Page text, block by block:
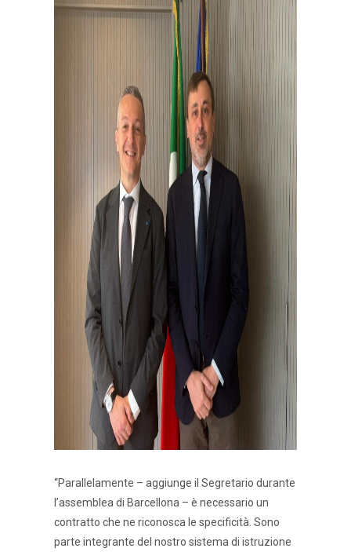
“Parallelamente – aggiunge il Segretario durante
l’assemblea di Barcellona – è necessario un
contratto che ne riconosca le specificità. Sono
parte integrante del nostro sistema di istruzione